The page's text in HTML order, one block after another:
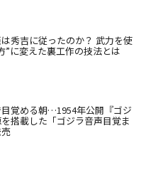
秀吉に従ったのか？ 武力を使
”に変えた裏工作の技法とは
覚める朝…1954年公開『ゴジ
搭載した「ゴジラ音声目覚ま